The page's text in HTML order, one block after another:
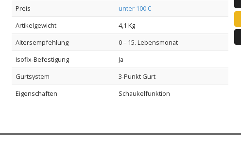
Preis
unter 100 €
Artikelgewicht
4,1 Kg
Altersempfehlung
0 – 15. Lebensmonat
Isofix-Befestigung
Ja
Gurtsystem
3-Punkt Gurt
Eigenschaften
Schaukelfunktion